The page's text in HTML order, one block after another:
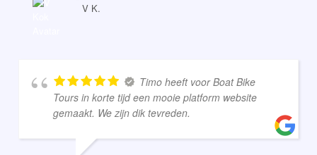
V K.
Timo heeft voor Boat Bike
Tours in korte tijd een mooie platform website
gemaakt. We zijn dik tevreden.